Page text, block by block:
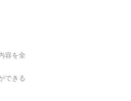
容を全
できる